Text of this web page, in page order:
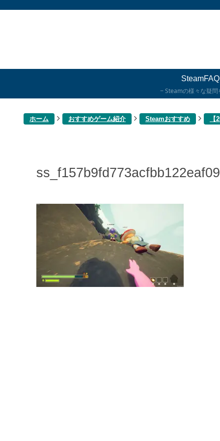
SteamFAQ
Steamの様々な疑問
ホーム おすすめゲーム紹介 Steamおすすめ